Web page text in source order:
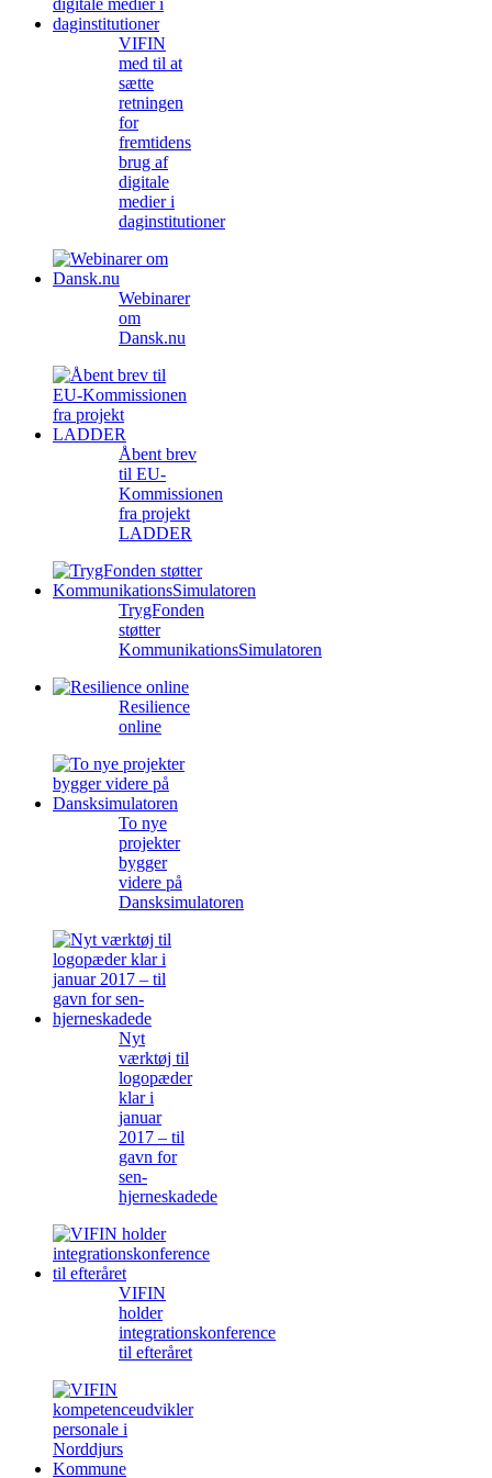
VIFIN
med til at
sætte
retningen
for
fremtidens
brug af
digitale
medier i
daginstitutioner
Webinarer
om
Dansk.nu
Åbent brev
til EU-
Kommissionen
fra projekt
LADDER
TrygFonden
støtter
KommunikationsSimulatoren
Resilience
online
To nye
projekter
bygger
videre på
Dansksimulatoren
Nyt
værktøj til
logopæder
klar i
januar
2017 – til
gavn for
sen-
hjerneskadede
VIFIN
holder
integrationskonference
til efteråret